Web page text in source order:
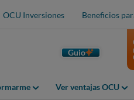
OCU Inversiones Beneficios
Guio
Ver ventajas OCU